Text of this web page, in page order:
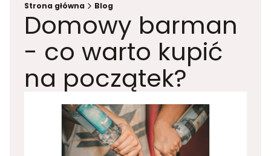
Strona główna Blog
Domowy barman
- co warto kupić
na początek?